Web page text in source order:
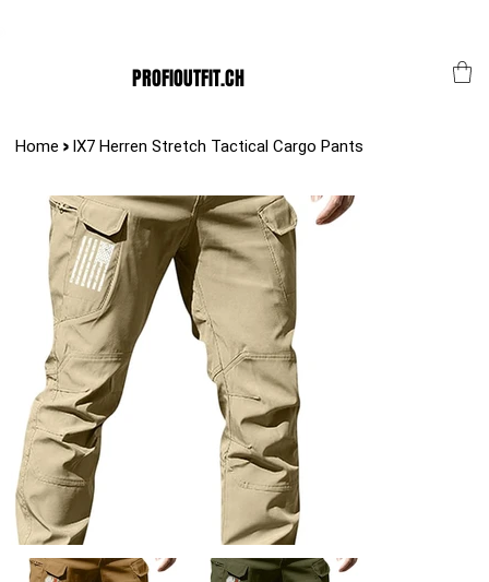
PROFIOUTFIT.CH
Home > IX7 Herren Stretch Tactical Cargo Pants